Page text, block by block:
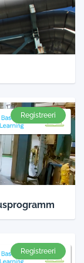
Registreeri
Registreeri